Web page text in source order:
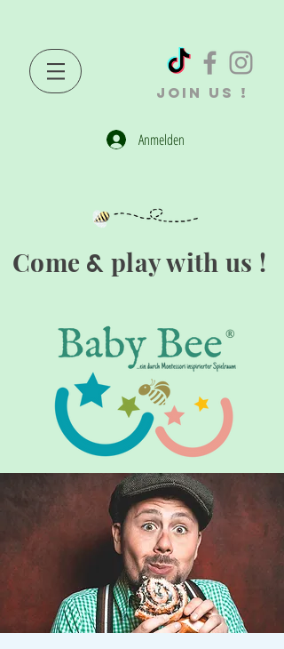
JOIN US !
Anmelden
Come & play with us !
®